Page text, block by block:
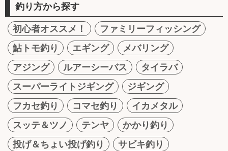
釣り方から探す
初心者オススメ！
ファミリーフィッシング
鮎トモ釣り
エギング
メバリング
アジング
ルアーシーバス
タイラバ
スーパーライトジギング
ジギング
フカセ釣り
コマセ釣り
イカメタル
スッテ＆ツノ
テンヤ
かかり釣り
投げ＆ちょい投げ釣り
サビキ釣り